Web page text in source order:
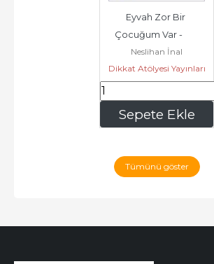
Sepete Ekle
Eyvah Zor Bir
Çocuğum Var -
2025
Neslihan İnal
Dikkat Atölyesi Yayınları
179,20
Tümünü göster